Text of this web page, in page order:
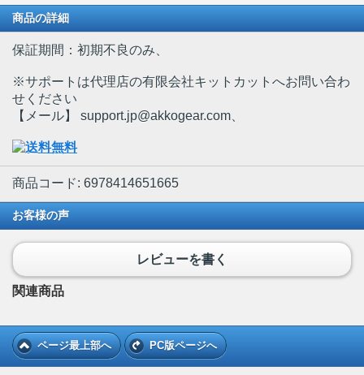
商品の詳細
保証期間：初期不良のみ、
※サポートは代理店の有限会社キットカットへお問い合わ
せください
【メール】 support.jp@akkogear.com、
商品コード: 6978414651665
お客様の声
レビューを書く
関連商品
ページ最上部へ PC版ページへ